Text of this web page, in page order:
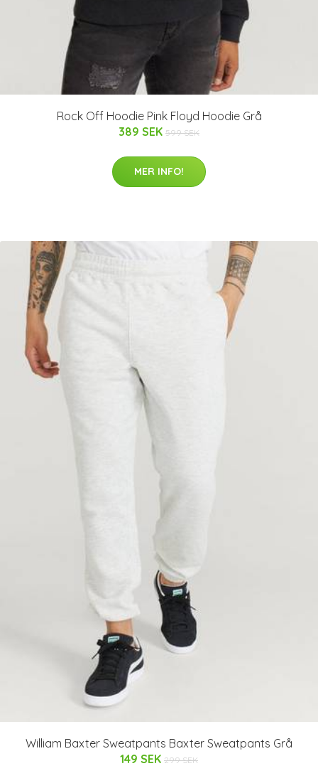
Rock Off Hoodie Pink Floyd Hoodie Grå
389 SEK 599 SEK
MER INFO!
William Baxter Sweatpants Baxter Sweatpants Grå
149 SEK 299 SEK